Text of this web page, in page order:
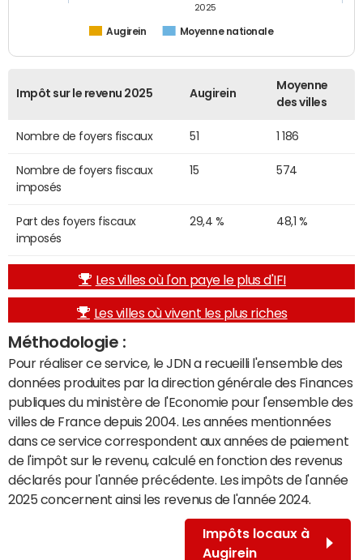
Augirein Moyenne nationale
2025
Impôt sur le revenu 2025 Augirein
Moyenne
des villes
Nombre de foyers fiscaux 51 1 186
Nombre de foyers fiscaux
imposés
15 574
Part des foyers fiscaux
imposés
29,4 % 48,1 %
Les villes où l'on paye le plus d'IFI
Les villes où vivent les plus riches
Méthodologie :
Pour réaliser ce service, le JDN a recueilli l'ensemble des
données produites par la direction générale des Finances
publiques du ministère de l'Economie pour l'ensemble des
villes de France depuis 2004. Les années mentionnées
dans ce service correspondent aux années de paiement
de l'impôt sur le revenu, calculé en fonction des revenus
déclarés pour l'année précédente. Les impôts de l'année
2025 concernent ainsi les revenus de l'année 2024.
Impôts locaux à
Augirein